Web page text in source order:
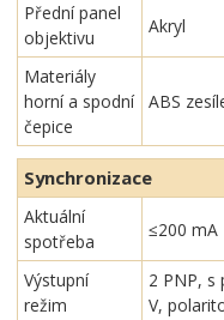
Přední panel
objektivu
Akryl
Materiály
horní a spodní
čepice
ABS
Synchronizace
Aktuální
spotřeba
≤200 mA
Výstupní
režim
2 PNP, s
V,